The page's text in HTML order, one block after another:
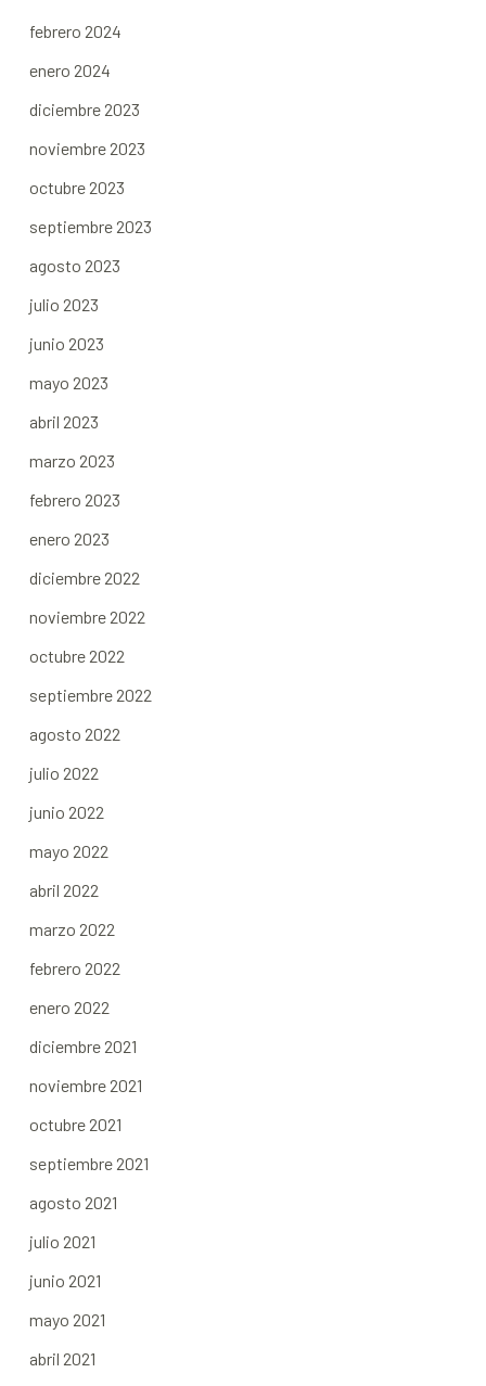
febrero 2024
enero 2024
diciembre 2023
noviembre 2023
octubre 2023
septiembre 2023
agosto 2023
julio 2023
junio 2023
mayo 2023
abril 2023
marzo 2023
febrero 2023
enero 2023
diciembre 2022
noviembre 2022
octubre 2022
septiembre 2022
agosto 2022
julio 2022
junio 2022
mayo 2022
abril 2022
marzo 2022
febrero 2022
enero 2022
diciembre 2021
noviembre 2021
octubre 2021
septiembre 2021
agosto 2021
julio 2021
junio 2021
mayo 2021
abril 2021